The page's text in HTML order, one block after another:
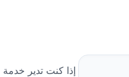
إذا كنت تدير خدمة